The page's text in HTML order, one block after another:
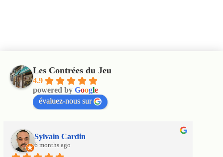
Les Contrées du Jeu
4.9
powered by Google
évaluez-nous sur
Sylvain Cardin
6 months ago